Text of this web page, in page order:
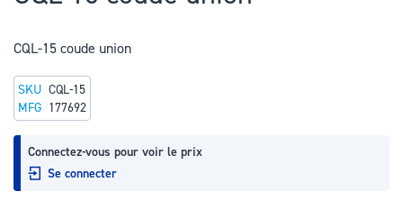
de
la
Galerie
d’images
CQL-15 coude union
Connectez-vous pour voir le prix
Se connecter
SKU CQL-15
MFG 177692